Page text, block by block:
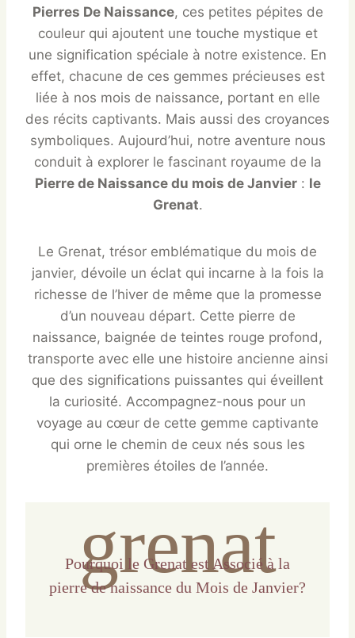
Pierres De Naissance, ces petites pépites de
couleur qui ajoutent une touche mystique et
une signification spéciale à notre existence. En
effet, chacune de ces gemmes précieuses est
liée à nos mois de naissance, portant en elle
des récits captivants. Mais aussi des croyances
symboliques. Aujourd’hui, notre aventure nous
conduit à explorer le fascinant royaume de la
Pierre de Naissance du mois de Janvier: le
Grenat.
Le Grenat, trésor emblématique du mois de
janvier, dévoile un éclat qui incarne à la fois la
richesse de l’hiver de même que la promesse
d’un nouveau départ. Cette pierre de
naissance, baignée de teintes rouge profond,
transporte avec elle une histoire ancienne ainsi
que des significations puissantes qui éveillent
la curiosité. Accompagnez-nous pour un
voyage au cœur de cette gemme captivante
qui orne le chemin de ceux nés sous les
premières étoiles de l’année.
grenat
Pourquoi le Grenat est Associé à la
pierre de naissance du Mois de Janvier?